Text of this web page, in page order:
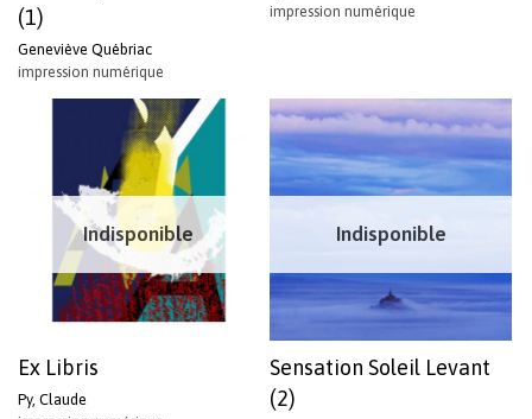
(1)
Geneviève Québriac
impression numérique
impression numérique
Indisponible
Ex Libris
Py, Claude
Indisponible
Sensation Soleil Levant
(2)